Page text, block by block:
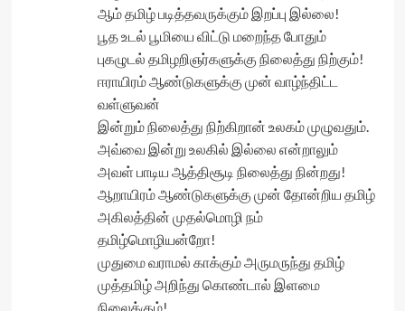
ஆம் தமிழ் படித்தவருக்கும் இறப்பு இல்லை!
பூத உடல் பூமியை விட்டு மறைந்த போதும்
புகழுடல் தமிழறிஞர்களுக்கு நிலைத்து நிற்கும்!
ஈராயிரம் ஆண்டுகளுக்கு முன் வாழ்ந்திட்ட
வள்ளுவன்
இன்றும் நிலைத்து நிற்கிறான் உலகம் முழுவதும்.
அவ்வை இன்று உலகில் இல்லை என்றாலும்
அவள் பாடிய ஆத்திசூடி நிலைத்து நின்றது!
ஆறாயிரம் ஆண்டுகளுக்கு முன் தோன்றிய தமிழ்
அகிலத்தின் முதல்மொழி நம்
தமிழ்மொழியன்றோ!
முதுமை வராமல் காக்கும் அருமருந்து தமிழ்
முத்தமிழ் அறிந்து கொண்டால் இளமை
நிலைக்கும்!